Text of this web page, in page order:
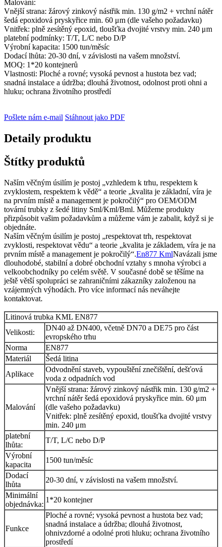
Malování:
Vnější strana: žárový zinkový nástřik min. 130 g/m2 + vrchní nátěr
šedá epoxidová pryskyřice min. 60 μm (dle vašeho požadavku)
Vnitřek: plně zesítěný epoxid, tloušťka dvojité vrstvy min. 240 μm
platební podmínky: T/T, L/C nebo D/P
Výrobní kapacita: 1500 tun/měsíc
Dodací lhůta: 20-30 dní, v závislosti na vašem množství.
MOQ: 1*20 kontejnerů
Vlastnosti: Ploché a rovné; vysoká pevnost a hustota bez vad;
snadná instalace a údržba; dlouhá životnost, odolnost proti ohni a
hluku; ochrana životního prostředí
Pošlete nám e-mail Stáhnout jako PDF
Detaily produktu
Štítky produktů
Naším věčným úsilím je postoj „vzhledem k trhu, respektem k
zvyklostem, respektem k vědě“ a teorie „kvalita je základní, víra je
na prvním místě a management je pokročilý“ pro OEM/ODM
tovární trubky z šedé litiny Sml/Kml/Bml. Můžeme produkty
přizpůsobit vašim požadavkům a můžeme vám je zabalit, když si je
objednáte.
Naším věčným úsilím je postoj „respektovat trh, respektovat
zvyklosti, respektovat vědu“ a teorie „kvalita je základem, víra je na
prvním místě a management je pokročilý“.En877 KmlNavázali jsme
dlouhodobé, stabilní a dobré obchodní vztahy s mnoha výrobci a
velkoobchodníky po celém světě. V současné době se těšíme na
ještě větší spolupráci se zahraničními zákazníky založenou na
vzájemných výhodách. Pro více informací nás neváhejte
kontaktovat.
Litinová trubka KML EN877
Velikosti:
DN40 až DN400, včetně DN70 a DE75 pro část
evropského trhu
Norma
EN877
Materiál
Šedá litina
Aplikace
Odvodnění staveb, vypouštění znečištění, dešťová
voda z odpadních vod
Malování
Vnější strana: žárový zinkový nástřik min. 130 g/m2 +
vrchní nátěr šedá epoxidová pryskyřice min. 60 μm
(dle vašeho požadavku)
Vnitřek: plně zesítěný epoxid, tloušťka dvojité vrstvy
min. 240 μm
platební
lhůta:
T/T, L/C nebo D/P
Výrobní
kapacita
1500 tun/měsíc
Dodací
lhůta
20-30 dní, v závislosti na vašem množství.
Minimální
objednávka:
1*20 kontejner
Funkce
Ploché a rovné; vysoká pevnost a hustota bez vad;
snadná instalace a údržba; dlouhá životnost,
ohnivzdorné a odolné proti hluku; ochrana životního
prostředí